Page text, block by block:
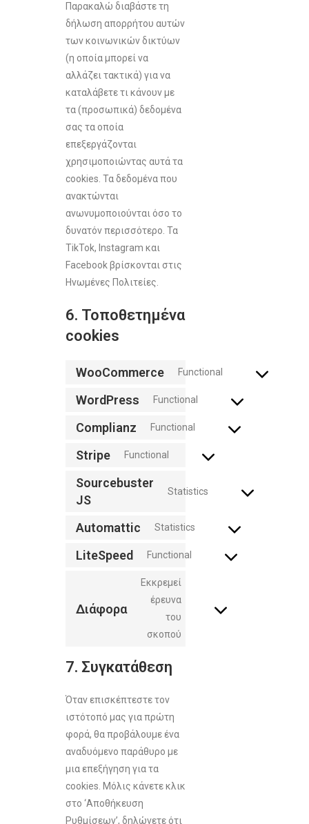
Παρακαλώ διαβάστε τη
δήλωση απορρήτου αυτών
των κοινωνικών δικτύων
(η οποία μπορεί να
αλλάζει τακτικά) για να
καταλάβετε τι κάνουν με
τα (προσωπικά) δεδομένα
σας τα οποία
επεξεργάζονται
χρησιμοποιώντας αυτά τα
cookies. Τα δεδομένα που
ανακτώνται
ανωνυμοποιούνται όσο το
δυνατόν περισσότερο. Τα
TikTok, Instagram και
Facebook βρίσκονται στις
Ηνωμένες Πολιτείες.
6. Τοποθετημένα
cookies
WooCommerce Functional
WordPress Functional
Complianz Functional
Stripe Functional
Sourcebuster
JS
Statistics
Automattic Statistics
LiteSpeed Functional
Διάφορα
Εκκρεμεί
έρευνα
του
σκοπού
7. Συγκατάθεση
Όταν επισκέπτεστε τον
ιστότοπό μας για πρώτη
φορά, θα προβάλουμε ένα
αναδυόμενο παράθυρο με
μια επεξήγηση για τα
cookies. Μόλις κάνετε κλικ
στο ‘Αποθήκευση
Ρυθμίσεων’, δηλώνετε ότι